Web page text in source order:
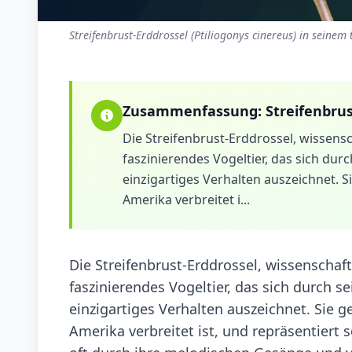
Streifenbrust-Erddrossel (Ptiliogonys cinereus) in
Zusammenfassung:
Die Streifenbrust-Erddrossel,
faszinierendes Vogeltier, das sich
einzigartiges Verhalten auszeichnet.
Amerika verbreitet i...
Die Streifenbrust-Erddrossel,
faszinierendes Vogeltier, das sich durch
einzigartiges Verhalten auszeichnet. Sie
Amerika verbreitet ist, und repräsentiert